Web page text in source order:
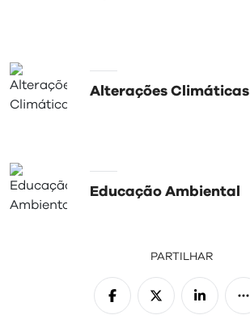
Alterações Climáticas
Educação Ambiental
PARTILHAR